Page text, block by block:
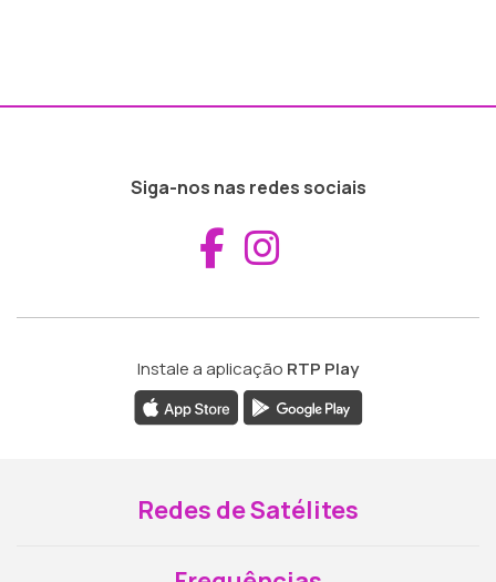
Siga-nos nas redes sociais
Aceder ao
Instale a aplicação RTP Play
Redes de Satélites